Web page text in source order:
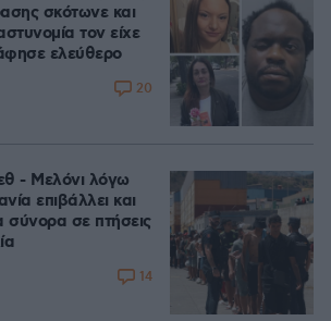
σκότωνε και
τον είχε
ελεύθερο
20
- Μελόνι λόγω
επιβάλλει και
σύνορα σε πτήσεις
14